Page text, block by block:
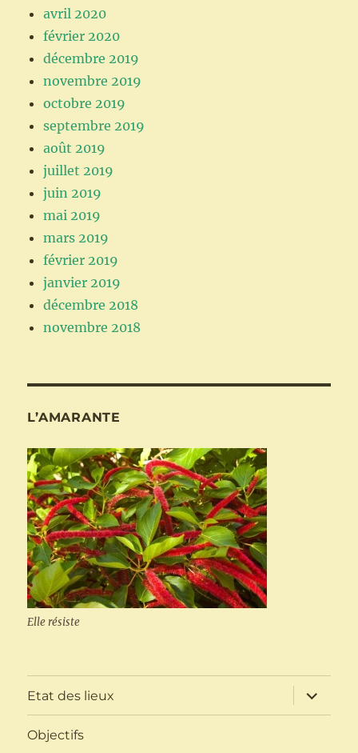
avril 2020
février 2020
décembre 2019
novembre 2019
octobre 2019
septembre 2019
août 2019
juillet 2019
juin 2019
mai 2019
mars 2019
février 2019
janvier 2019
décembre 2018
novembre 2018
L’AMARANTE
Elle résiste
Etat des lieux
ouvrir
le
sous-
Objectifs